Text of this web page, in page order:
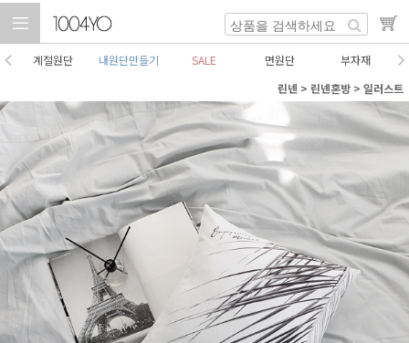
계절원단 내원단만들기 SALE 면원단
부자재
린넨 > 린넨혼방 > 일러스트